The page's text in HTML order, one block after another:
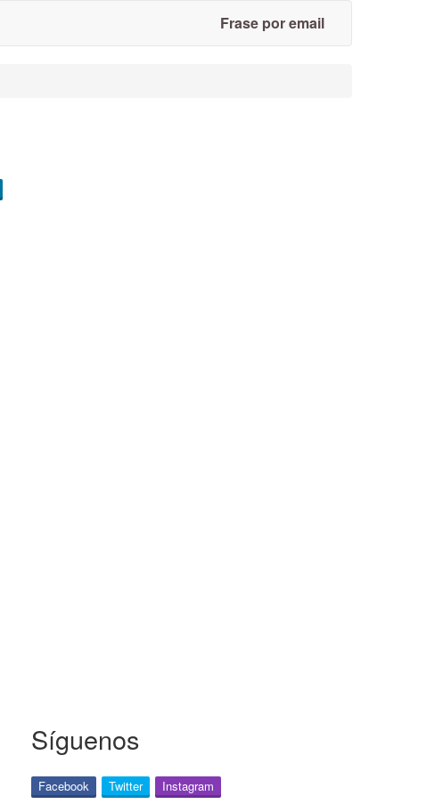
Frase por email
Síguenos
Facebook Twitter Instagram